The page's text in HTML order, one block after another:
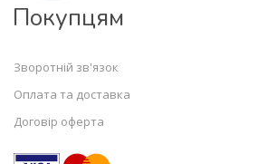
Покупцям
Зворотній зв'язок
Оплата та доставка
Договір оферта